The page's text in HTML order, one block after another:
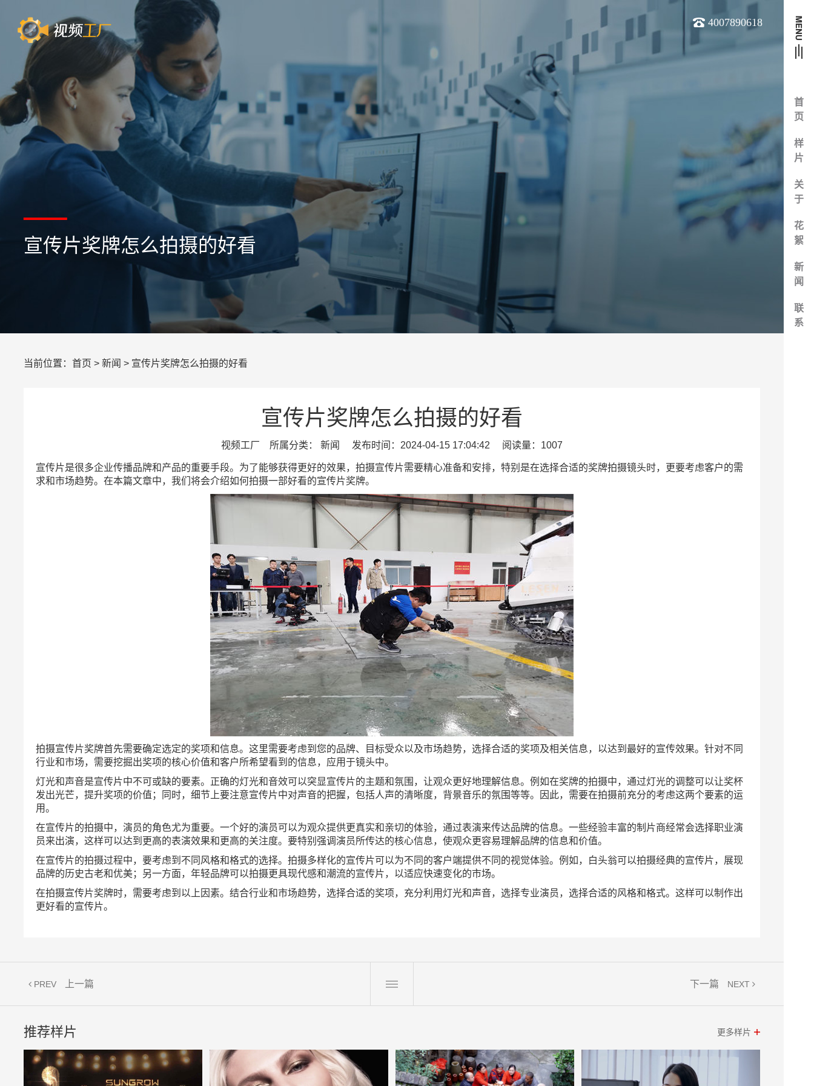
首
页
样
片
关
于
花
絮
新
闻
联
系
4007890618
宣传片奖牌怎么拍摄的好看
当前位置： 首页 > 新闻 > 宣传片奖牌怎么拍摄的好看
宣传片奖牌怎么拍摄的好看
视频工厂 所属分类： 新闻 发布时间：2024-04-15 17:04:42 阅读量：1007
宣传片是很多企业传播品牌和产品的重要手段。为了能够获得更好的效果，拍摄宣传片需要精心准备和安排，特别是在选择合适的奖牌拍摄镜头时，更要考虑客户的需
求和市场趋势。在本篇文章中，我们将会介绍如何拍摄一部好看的宣传片奖牌。
拍摄宣传片奖牌首先需要确定选定的奖项和信息。这里需要考虑到您的品牌、目标受众以及市场趋势，选择合适的奖项及相关信息，以达到最好的宣传效果。针对不同
行业和市场，需要挖掘出奖项的核心价值和客户所希望看到的信息，应用于镜头中。
灯光和声音是宣传片中不可或缺的要素。正确的灯光和音效可以突显宣传片的主题和氛围，让观众更好地理解信息。例如在奖牌的拍摄中，通过灯光的调整可以让奖杯
发出光芒，提升奖项的价值；同时，细节上要注意宣传片中对声音的把握，包括人声的清晰度，背景音乐的氛围等等。因此，需要在拍摄前充分的考虑这两个要素的运
用。
在宣传片的拍摄中，演员的角色尤为重要。一个好的演员可以为观众提供更真实和亲切的体验，通过表演来传达品牌的信息。一些经验丰富的制片商经常会选择职业演
员来出演，这样可以达到更高的表演效果和更高的关注度。要特别强调演员所传达的核心信息，使观众更容易理解品牌的信息和价值。
在宣传片的拍摄过程中，要考虑到不同风格和格式的选择。拍摄多样化的宣传片可以为不同的客户端提供不同的视觉体验。例如，白头翁可以拍摄经典的宣传片，展现
品牌的历史古老和优美；另一方面，年轻品牌可以拍摄更具现代感和潮流的宣传片，以适应快速变化的市场。
在拍摄宣传片奖牌时，需要考虑到以上因素。结合行业和市场趋势，选择合适的奖项，充分利用灯光和声音，选择专业演员，选择合适的风格和格式。这样可以制作出
更好看的宣传片。
PREV 上一篇 NEXT
下一篇
推荐样片 更多样片